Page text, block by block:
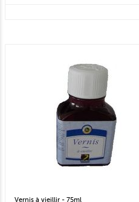
Vernis à vieillir - 75ml